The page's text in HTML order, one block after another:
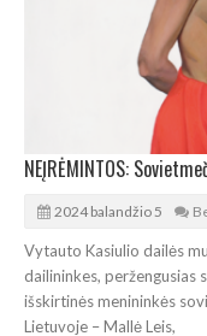
2024 balandžio 5
Vytauto Kasiulio dailės
dailininkes,
išskirtinės menininkės
Lietuvoje – Mallė Leis,